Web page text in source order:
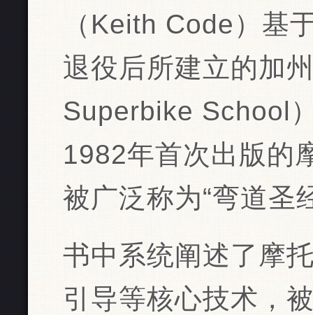
（Keith Code‌）基
退役后所建立的加
Superbike School
1982年首次出版的
被广泛称为“弯道圣
书中系统阐述了摩
引导等核心技术，